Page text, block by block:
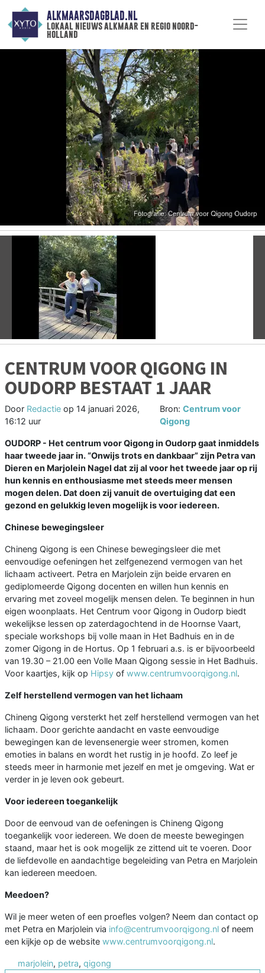
ALKMAARSDAGBLAD.NL
lokaal nieuws alkmaar en regio noord-
holland
CENTRUM VOOR QIGONG IN
OUDORP BESTAAT 1 JAAR
Door Redactie op 14 januari 2026,
16:12 uur
Bron: Centrum voor
Qigong
OUDORP - Het centrum voor Qigong in Oudorp gaat inmiddels
haar tweede jaar in. “Onwijs trots en dankbaar” zijn Petra van
Dieren en Marjolein Nagel dat zij al voor het tweede jaar op rij
hun kennis en enthousiasme met steeds meer mensen
mogen delen. Dat doen zij vanuit de overtuiging dat een
gezond en gelukkig leven mogelijk is voor iedereen.
Chinese bewegingsleer
Chineng Qigong is een Chinese bewegingsleer die met
eenvoudige oefeningen het zelfgenezend vermogen van het
lichaam activeert. Petra en Marjolein zijn beide ervaren en
gediplomeerde Qigong docenten en willen hun kennis en
ervaring met zoveel mogelijk mensen delen. Te beginnen in hun
eigen woonplaats. Het Centrum voor Qigong in Oudorp biedt
wekelijkse lessen op zaterdagochtend in de Hoornse Vaart,
speciale workshops bij volle maan in Het Badhuis en in de
zomer Qigong in de Hortus. Op 1 februari a.s. is er bijvoorbeeld
van 19.30 – 21.00 een Volle Maan Qigong sessie in Het Badhuis.
Voor kaartjes, kijk op Hipsy of www.centrumvoorqigong.nl.
Zelf herstellend vermogen van het lichaam
Chineng Qigong versterkt het zelf herstellend vermogen van het
lichaam. Door gerichte aandacht en vaste eenvoudige
bewegingen kan de levensenergie weer stromen, komen
emoties in balans en wordt het rustig in je hoofd. Zo leef je
steeds meer in harmonie met jezelf en met je omgeving. Wat er
verder in je leven ook gebeurt.
Voor iedereen toegankelijk
Door de eenvoud van de oefeningen is Chineng Qigong
toegankelijk voor iedereen. We doen de meeste bewegingen
staand, maar het is ook mogelijk ze zittend uit te voeren. Door
de liefdevolle en aandachtige begeleiding van Petra en Marjolein
kan iedereen meedoen.
Meedoen?
Wil je meer weten of een proefles volgen? Neem dan contact op
met Petra en Marjolein via info@centrumvoorqigong.nl of neem
een kijkje op de website www.centrumvoorqigong.nl.
marjolein, petra, qigong